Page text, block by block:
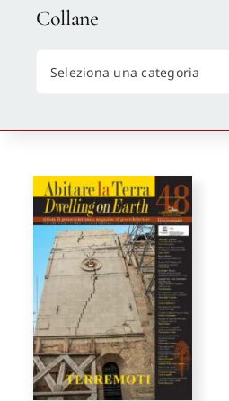
Distribuzione Wolrdwide
CONSIP / MEPA / ANVUR /
Autori
Proposte di pubblicazione
Gangemi Editore
Newsletter
Collane
Seleziona una categoria